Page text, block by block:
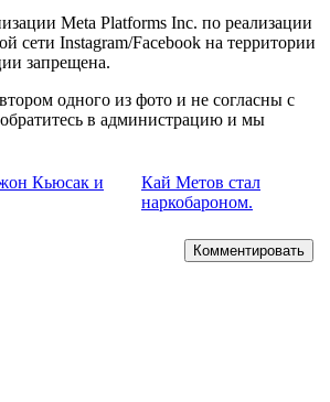
Meta Platforms Inc. по реализации
сети Instagram/Facebook на территории
запрещена.
одного из фото и не согласны с
в администрацию и мы
Кьюсак и
Кай Метов стал
наркобароном.
Комментировать